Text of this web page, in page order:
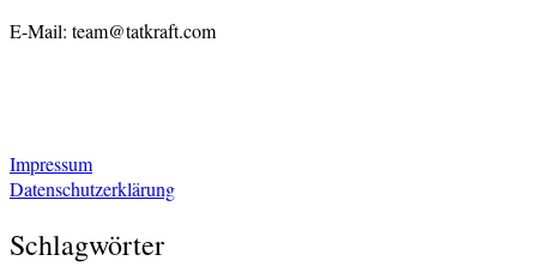
E-Mail: team@tatkraft.com
Impressum
Datenschutzerklärung
Schlagwörter